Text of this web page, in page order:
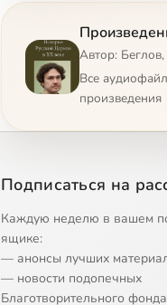
Декрет 1918 г.
12 Власть и церковь
15 Позиция церкви во
16 Обновленческий
17 Церковное
Автор:
Все
произведения
Подписаться на
Каждую неделю в вашем
ящике:
— анонсы лучших
— новости подопечных
Благотворительного